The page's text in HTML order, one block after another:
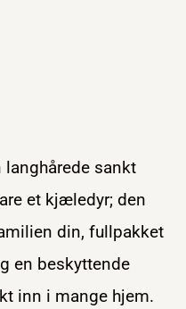
sankt
et kjæledyr; den
din, fullpakket
en beskyttende
inn i mange hjem.